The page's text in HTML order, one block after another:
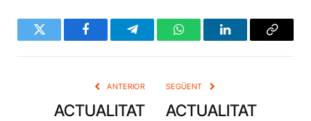
Twitter FacebookTelegramWhatsAppLinkedInCopy
ANTERIOR
ACTUALITAT
SEGÜENT
ACTUALITAT